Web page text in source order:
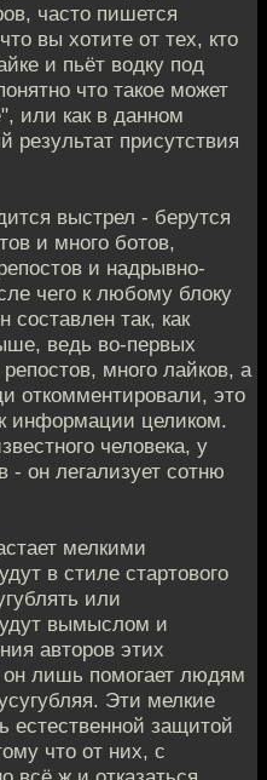
часто пишется
вы хотите от тех, кто
и пьёт водку под
что такое может
или как в данном
результат присутствия
выстрел - берутся
и много ботов,
и надрывно-
чего к любому блоку
так, как
ведь во-первых
много лайков, а
откомментировали, это
информации целиком.
человека, у
- он легализует сотню
мелкими
в стиле стартового
или
вымыслом и
авторов этих
лишь помогает людям
Эти мелкие
естественной защитой
что от них, с